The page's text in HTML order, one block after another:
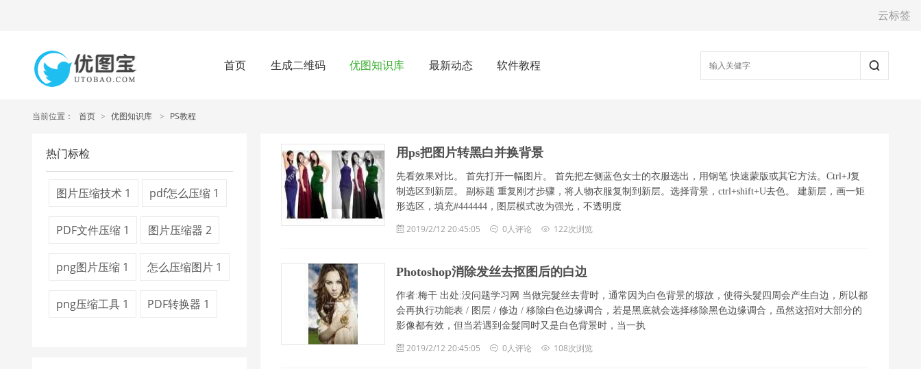
云标签
首页 生成二维码 优图知识库 最新动态 软件教程
当前位置： 首页 > 优图知识库 > PS教程
热门标检
图片压缩技术 1 pdf怎么压缩 1
PDF文件压缩 1 图片压缩器 2
png图片压缩 1 怎么压缩图片 1
png压缩工具 1 PDF转换器 1
用ps把图片转黑白并换背景
先看效果对比。 首先打开一幅图片。 首先把左侧蓝色女士的衣服选出，用钢笔 快速蒙版或其它方法。Ctrl+J复
制选区到新层。 副标题 重复刚才步骤，将人物衣服复制到新层。选择背景，ctrl+shift+U去色。 建新层，画一矩
形选区，填充#444444，图层模式改为强光，不透明度
2019/2/12 20:45:05 0人评论 122次浏览
Photoshop消除发丝去抠图后的白边
作者:梅干 出处:没问题学习网 当做完髮丝去背时，通常因为白色背景的塬故，使得头髮四周会产生白边，所以都
会再执行功能表 / 图层 / 修边 / 移除白色边缘调合，若是黑底就会选择移除黑色边缘调合，虽然这招对大部分的
影像都有效，但当若遇到金髮同时又是白色背景时，当一执
2019/2/12 20:45:05 0人评论 108次浏览